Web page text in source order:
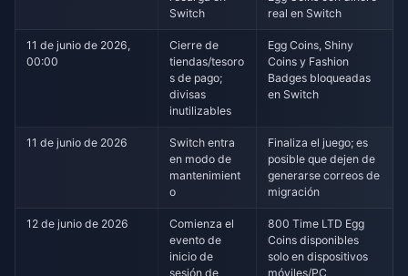
Switch
real en Switch
11 de junio de 2026,
00:00
Cierre de
tiendas/tesoro
s de pago;
divisas
inutilizables
Egg Coins, Shiny
Coins y Fashion
Badges bloqueadas
en Switch
11 de junio de 2026
Switch entra
en modo de
mantenimient
o
Finaliza el juego; es
posible que dejen de
generarse correos de
migración
12 de junio de 2026
Comienza el
evento de
inicio de
sesión de
800 Time LTD Egg
Coins disponibles
solo en dispositivos
móviles/PC